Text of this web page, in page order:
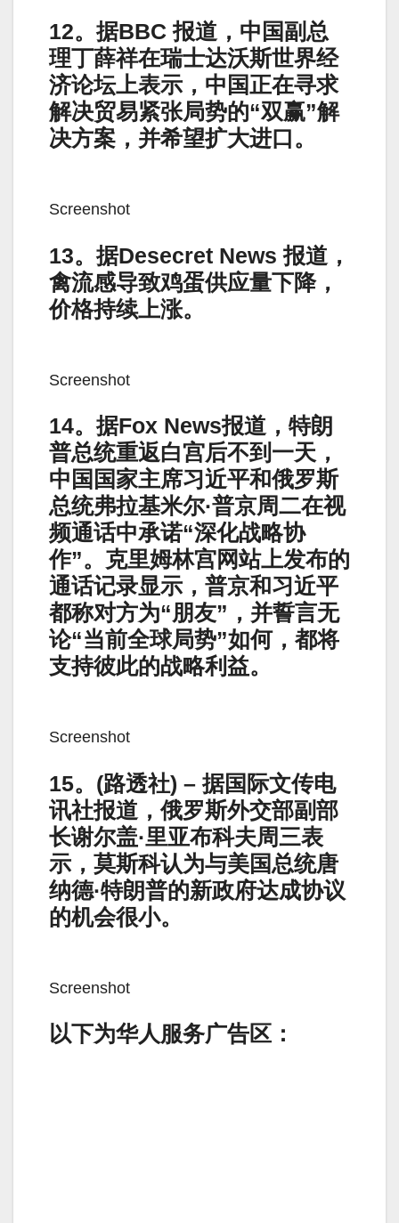
12。据BBC 报道，中国副总
理丁薛祥在瑞士达沃斯世界经
济论坛上表示，中国正在寻求
解决贸易紧张局势的“双赢”解
决方案，并希望扩大进口。
Screenshot
13。据Desecret News 报道，
禽流感导致鸡蛋供应量下降，
价格持续上涨。
Screenshot
14。据Fox News报道，特朗
普总统重返白宫后不到一天，
中国国家主席习近平和俄罗斯
总统弗拉基米尔·普京周二在视
频通话中承诺“深化战略协
作”。克里姆林宫网站上发布的
通话记录显示，普京和习近平
都称对方为“朋友”，并誓言无
论“当前全球局势”如何，都将
支持彼此的战略利益。
Screenshot
15。(路透社) – 据国际文传电
讯社报道，俄罗斯外交部副部
长谢尔盖·里亚布科夫周三表
示，莫斯科认为与美国总统唐
纳德·特朗普的新政府达成协议
的机会很小。
Screenshot
以下为华人服务广告区：